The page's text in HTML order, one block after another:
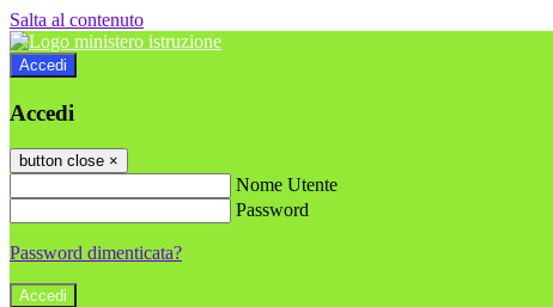
Salta al contenuto
Accedi
Accedi
button close ×
Nome Utente
Password
Password dimenticata?